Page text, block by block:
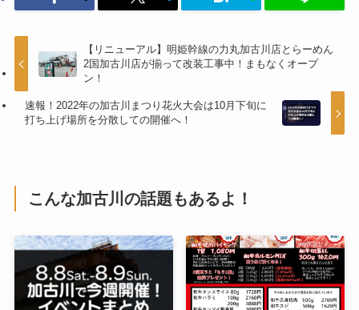
【リニューアル】明姫幹線の力丸加古川店とらーめん
2国加古川店が揃って改装工事中！まもなくオープ
ン！
速報！2022年の加古川まつり花火大会は10月下旬に
打ち上げ場所を分散しての開催へ！
こんな加古川の話題もあるよ！